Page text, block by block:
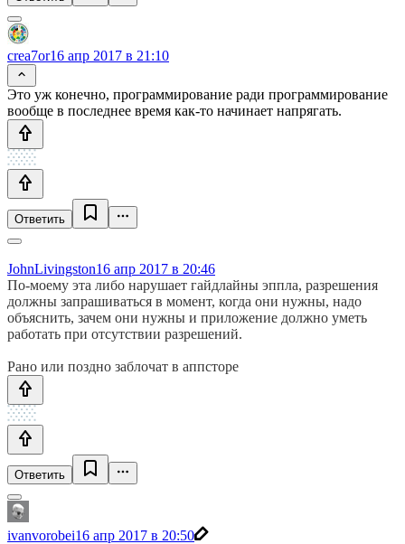
crea7or16 апр 2017 в 21:10
Это уж конечно, программирование ради программирование
вообще в последнее время как-то начинает напрягать.
Ответить
JohnLivingston16 апр 2017 в 20:46
По-моему эта либо нарушает гайдлайны эппла, разрешения
должны запрашиваться в момент, когда они нужны, надо
объяснить, зачем они нужны и приложение должно уметь
работать при отсутствии разрешений.
Рано или поздно заблочат в аппсторе
Ответить
ivanvorobei16 апр 2017 в 20:50